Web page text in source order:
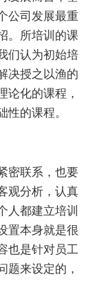
公司发展最重
。所培训的课
们认为初始培
决授之以渔的
论化的课程，
性的课程。
联系，也要
观分析，认真
人都建立培训
置本身就是很
也是针对员工
题来设定的，